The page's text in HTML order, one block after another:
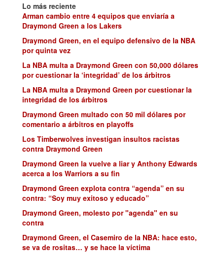
Lo más reciente
Arman cambio entre 4 equipos que enviaría a
Draymond Green a los Lakers
Draymond Green, en el equipo defensivo de la NBA
por quinta vez
La NBA multa a Draymond Green con 50,000 dólares
por cuestionar la ‘integridad’ de los árbitros
La NBA multa a Draymond Green por cuestionar la
integridad de los árbitros
Draymond Green multado con 50 mil dólares por
comentario a árbitros en playoffs
Los Timberwolves investigan insultos racistas
contra Draymond Green
Draymond Green la vuelve a liar y Anthony Edwards
acerca a los Warriors a su fin
Draymond Green explota contra “agenda” en su
contra: “Soy muy exitoso y educado”
Draymond Green, molesto por "agenda" en su
contra
Draymond Green, el Casemiro de la NBA: hace esto,
se va de rositas… y se hace la víctima